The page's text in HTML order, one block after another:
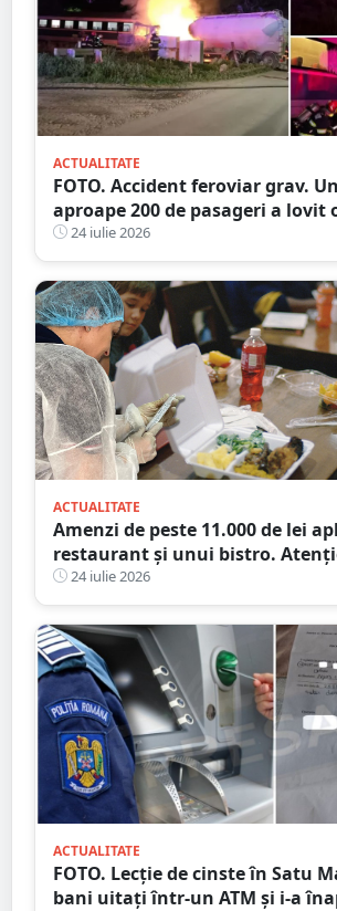
ACTUALITATE
FOTO. Accident feroviar grav.
aproape 200 de pasageri a lovit
autocisternă, care a luat foc
24 iulie 2026
ACTUALITATE
Amenzi de peste 11.000 de lei
restaurant și unui bistro.
unde mâncați
24 iulie 2026
ACTUALITATE
FOTO. Lecție de cinste în Satu
bani uitați într-un ATM și i-a